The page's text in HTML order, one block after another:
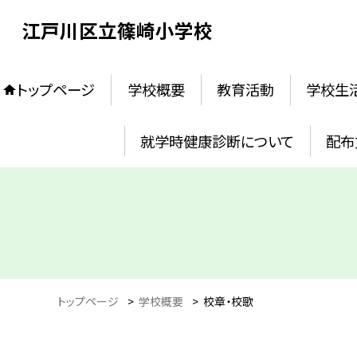
江戸川区立篠崎小学校
トップページ 学校概要 教育活動 学校生
就学時健康診断について 配
トップページ > 学校概要 > 校章・校歌